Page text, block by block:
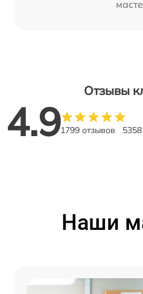
Отзывы
4.91799 отзывов
Наши